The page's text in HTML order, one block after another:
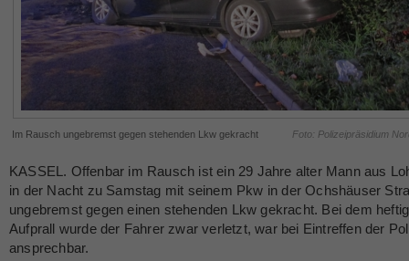
Im Rausch ungebremst gegen stehenden Lkw gekracht Foto: Polizeipräsidium
KASSEL. Offenbar im Rausch ist ein 29 Jahre alter Mann aus
in der Nacht zu Samstag mit seinem Pkw in der Ochshäuser
ungebremst gegen einen stehenden Lkw gekracht. Bei dem
Aufprall wurde der Fahrer zwar verletzt, war bei Eintreffen der
ansprechbar.